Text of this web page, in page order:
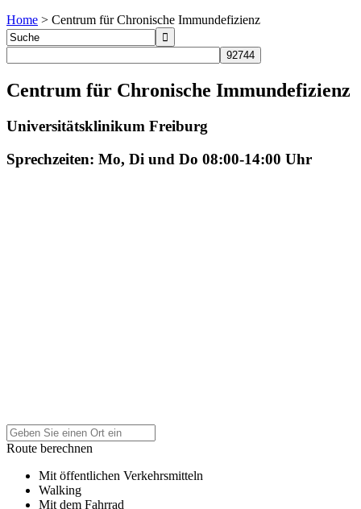
Home > Centrum für Chronische Immundefizienz
Centrum für Chronische Immundefizienz
Universitätsklinikum Freiburg
Sprechzeiten: Mo, Di und Do 08:00-14:00 Uhr
Route berechnen
Mit öffentlichen Verkehrsmitteln
Walking
Mit dem Fahrrad